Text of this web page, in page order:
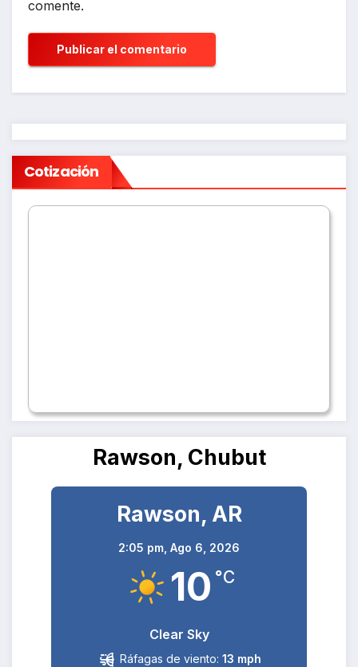
comente.
Cotización
Rawson, Chubut
Rawson, AR
2:05 pm, Ago 6, 2026
10 °C
Clear Sky
Ráfagas de viento: 13 mph